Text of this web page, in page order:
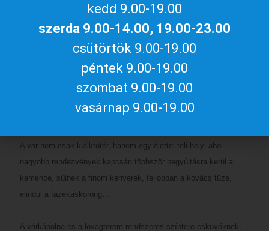
vár régészeti feltárása és rekonstrukciója az 1950-es
években kezdődött meg, múzeum 1962, színház 1964 óta
kiállító teremmel várja a látogatókat.
A vár nem csak kiállítótér, hanem egy élettel teli hely, ahol
nagyobb rendezvények kapcsán többször begyújtásra kerül a
kemence, sülnek a finom kenyerek, fellobban a kovács tüze,
elindul a fazekaskorong…
A várkápolna és a lovagterem rendszeres színtere esküvőknek,
kedd 9.00-19.00
szerda 9.00-14.00, 19.00-23.00
csütörtök 9.00-19.00
péntek 9.00-19.00
szombat 9.00-19.00
vasárnap 9.00-19.00